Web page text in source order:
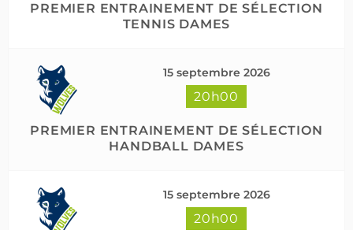
PREMIER ENTRAINEMENT DE SÉLECTION
TENNIS DAMES
15 septembre 2026
20h00
PREMIER ENTRAINEMENT DE SÉLECTION
HANDBALL DAMES
15 septembre 2026
20h00